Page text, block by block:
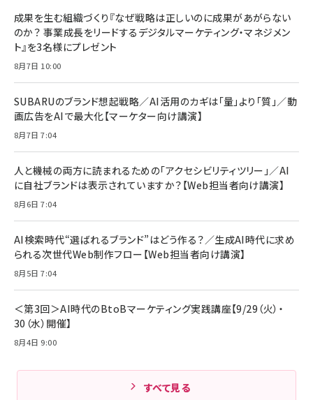
￥1,100
anan(アンアン)2026/07/08号 No.2502[2026
￥880
ママ投資家が育休中に１億貯めた株式投資
組織の成果を最大化する ルールのデザイン
￥1,980
Amazonランキングをもっと見る
すい ガイド枠付き いPhone17 (6.3インチ) 対応
2枚セット DSP25F1698
￥1,599
￥6,980
全ワイヤレスイヤホン/アクティブノイズキャンセリ
技術基準適合】ブラック
￥5,990
ケーブル Anker絡まないケーブル 240W 結束バン
ド付き USB PD対応 シリコン素材採用 iPhone
17 / 16 / 15 / Galaxy iPad Pro MacBook
Pro/Air 各種対応 (1.8m ミッドナイトブラック)
￥1,890
￥5,000
Anker PowerLine III Flow USB-C & USB-C
Pro/Air 各種対応 (1.8m ミッドナイトブラック)
￥1,890
サッポロ 生ビール 黒ラベル 350ml 缶 24本 ビー
ル ケース買い【6/30応募〆切! 黒ラベルビヤセラー
￥4,857
成果を生む組織づくり『なぜ戦略は正しいのに成果があがらない
のか？ 事業成長をリードするデジタルマーケティング・マネジメン
ト』を3名様にプレゼント
8月7日 10:00
SUBARUのブランド想起戦略／AI活用のカギは「量」より「質」／動
画広告をAIで最大化【マーケター向け講演】
8月7日 7:04
人と機械の両方に読まれるための「アクセシビリティツリー」／AI
に自社ブランドは表示されていますか？【Web担当者向け講演】
8月6日 7:04
AI検索時代“選ばれるブランド”はどう作る？／生成AI時代に求め
られる次世代Web制作フロー【Web担当者向け講演】
8月5日 7:04
＜第3回＞AI時代のBtoBマーケティング実践講座【9/29（火）・
30（水）開催】
8月4日 9:00
すべて見る